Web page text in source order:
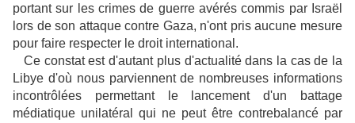
portant sur les crimes de guerre avérés commis par Israël
lors de son attaque contre Gaza, n'ont pris aucune mesure
pour faire respecter le droit international.
Ce constat est d'autant plus d'actualité dans la cas de la
Libye d'où nous parviennent de nombreuses informations
incontrôlées permettant le lancement d'un battage
médiatique unilatéral qui ne peut être contrebalancé par